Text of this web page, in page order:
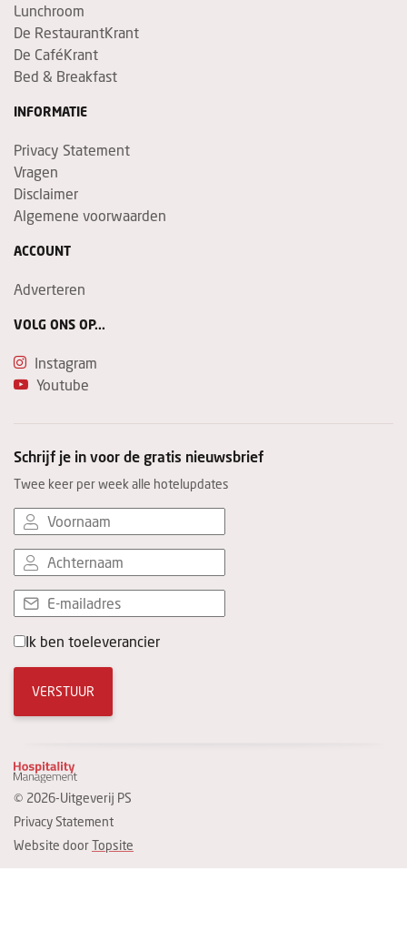
Lunchroom
De RestaurantKrant
De CaféKrant
Bed & Breakfast
INFORMATIE
Privacy Statement
Vragen
Disclaimer
Algemene voorwaarden
ACCOUNT
Adverteren
VOLG ONS OP...
Instagram
Youtube
Schrijf je in voor de gratis nieuwsbrief
Twee keer per week alle hotelupdates
Ik ben toeleverancier
VERSTUUR
© 2026-Uitgeverij PS
Privacy Statement
Website doorTopsite